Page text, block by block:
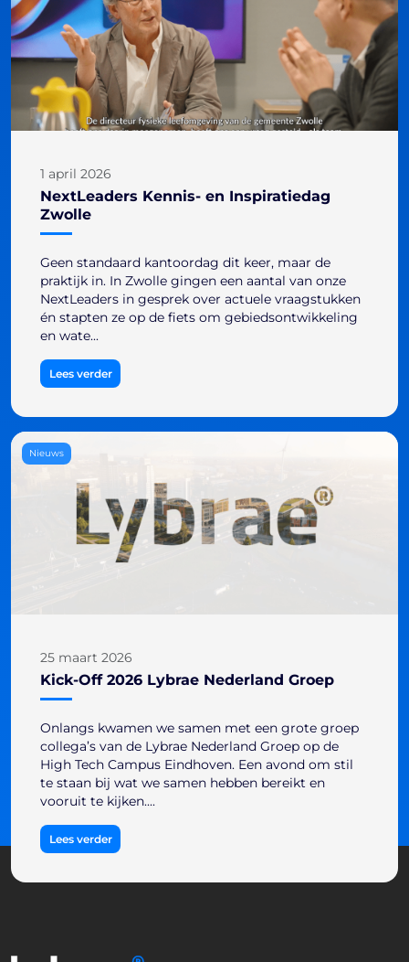
1 april 2026
NextLeaders Kennis- en Inspiratiedag
Zwolle
Geen standaard kantoordag dit keer, maar de
praktijk in. In Zwolle gingen een aantal van onze
NextLeaders in gesprek over actuele vraagstukken
én stapten ze op de fiets om gebiedsontwikkeling
en wate...
Lees verder
Nieuws
25 maart 2026
Kick-Off 2026 Lybrae Nederland Groep
Onlangs kwamen we samen met een grote groep
collega’s van de Lybrae Nederland Groep op de
High Tech Campus Eindhoven. Een avond om stil
te staan bij wat we samen hebben bereikt en
vooruit te kijken....
Lees verder